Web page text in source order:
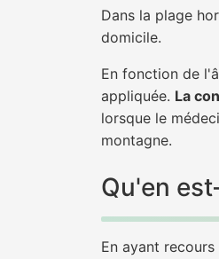
Dans la plage
domicile.
En fonction de
appliquée. La
lorsque le
montagne.
Qu'en
En ayant